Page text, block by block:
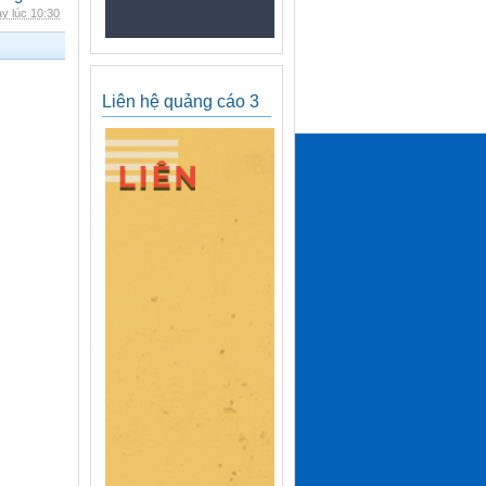
lúc 10:30
Liên hệ quảng cáo 3